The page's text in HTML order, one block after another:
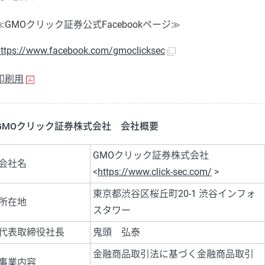
クリック証券公式Facebookページ≫
www.facebook.com/gmoclicksec
刷用
クリック証券株式会社 会社概要
社名
GMOクリック証券株式会社
<https://www.click-sec.com/ >
在地
東京都渋谷区桜丘町20-1 渋谷インフォ
スタワー
表取締役社長
鬼頭 弘泰
業内容
金融商品取引法に基づく金融商品取引